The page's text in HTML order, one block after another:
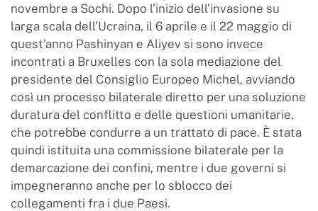
novembre a Sochi. Dopo l’inizio dell’invasione su
larga scala dell’Ucraina, il 6 aprile e il 22 maggio di
quest’anno Pashinyan e Aliyev si sono invece
incontrati a Bruxelles con la sola mediazione del
presidente del Consiglio Europeo Michel, avviando
così un processo bilaterale diretto per una soluzione
duratura del conflitto e delle questioni umanitarie,
che potrebbe condurre a un trattato di pace. È stata
quindi istituita una commissione bilaterale per la
demarcazione dei confini, mentre i due governi si
impegneranno anche per lo sblocco dei
collegamenti fra i due Paesi.